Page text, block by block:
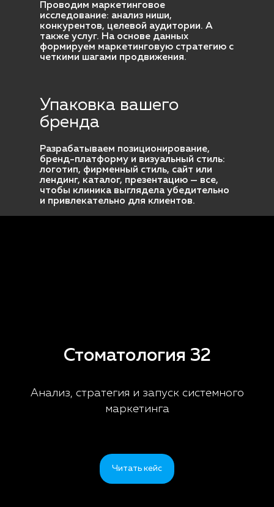
Проводим маркетинговое
исследование: анализ ниши,
конкурентов, целевой аудитории. А
также услуг. На основе данных
формируем маркетинговую стратегию с
четкими шагами продвижения.
Упаковка вашего
бренда
Разрабатываем позиционирование,
бренд-платформу и визуальный стиль:
логотип, фирменный стиль, сайт или
лендинг, каталог, презентацию — все,
чтобы клиника выглядела убедительно
и привлекательно для клиентов.
Стоматология 32
Анализ, стратегия и запуск системного
маркетинга
Читать кейс